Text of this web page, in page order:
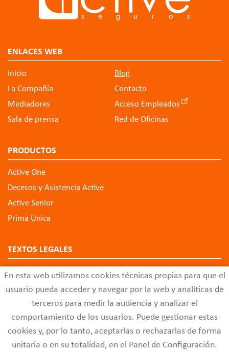
En esta web utilizamos cookies técnicas propias para que el
usuario pueda acceder y navegar por la web y analíticas de
terceros para medir la audiencia y analizar el
comportamiento de los usuarios. Puede gestionar estas
cookies y, por lo tanto, aceptarlas o rechazarlas de forma
unitaria o en su totalidad, en el Panel de Configuración.
ENLACES WEB
Inicio
La Compañía
Mediadores
Sala de prensa
Blog
Contacto
Acceso Empleados
Red de Oficinas
PRODUCTOS
Active One
Decesos y Asistencia Active
Active Senior
Prima Única
TEXTOS LEGALES
Aviso Legal
Política de Privacidad de Datos
Política de Cookies
Configuración de Cookies
Código Ético
Buzón de Quejas y Sugerencias